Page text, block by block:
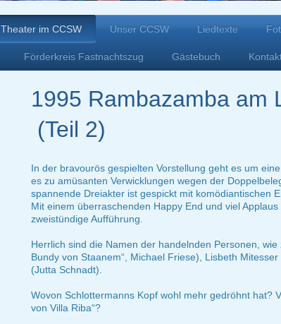
Theater im CCSW Unser CCSW Liedtexte
Förderkreis Fastnachtszug Gästebuch
1995 Rambazamba am
(Teil 2)
In der bravourös gespielten Vorstellung geht es um
es zu amüsanten Verwicklungen wegen der
spannende Dreiakter ist gespickt mit komödiantischen
Mit einem überraschenden Happy End und viel
zweistündige Aufführung.
Herrlich sind die Namen der handelnden Personen,
Bundy von Staanem“, Michael Friese), Lisbeth
(Jutta Schnadt).
Wovon Schlottermanns Kopf wohl mehr gedröhnt hat?
von Villa Riba“?